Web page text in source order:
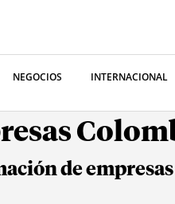
NEGOCIOS INTERNACIONAL
de empresas